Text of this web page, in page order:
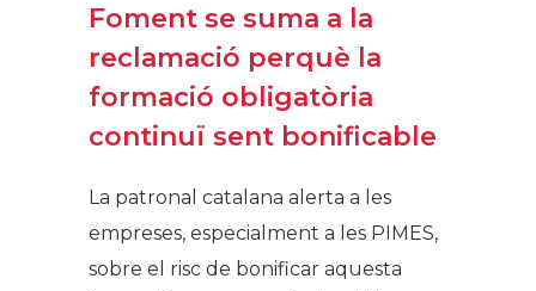
Foment se suma a la
reclamació perquè la
formació obligatòria
continuï sent bonificable
La patronal catalana alerta a les
empreses, especialment a les PIMES,
sobre el risc de bonificar aquesta